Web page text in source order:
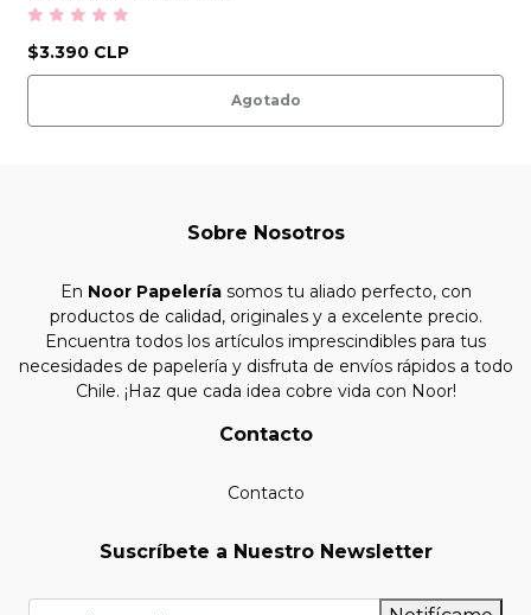
$3.390 CLP
Agotado
Sobre Nosotros
En Noor Papeleríasomos tu aliado perfecto, con
productos de calidad, originales y a excelente precio.
Encuentra todos los artículos imprescindibles para tus
necesidades de papelería y disfruta de envíos rápidos a todo
Chile. ¡Haz que cada idea cobre vida con Noor!
Contacto
Contacto
Suscríbete a Nuestro Newsletter